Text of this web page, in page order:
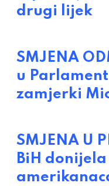
drugi lijek
SMJENA
u
zamjerki
SMJENA U
BiH